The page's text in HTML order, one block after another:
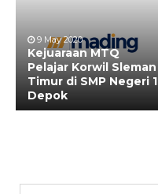
9 May 2020
Kejuaraan MTQ
Pelajar Korwil Sleman
Timur di SMP Negeri 1
Depok